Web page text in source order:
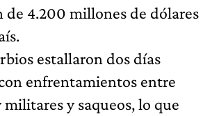
de 4.200 millones de dólares
estallaron dos días
enfrentamientos entre
y saqueos, lo que